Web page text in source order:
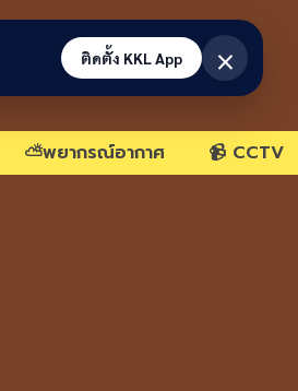
⛅พยากรณ์อากาศ 📹 CCTV
ติดตั้ง KKL App ×